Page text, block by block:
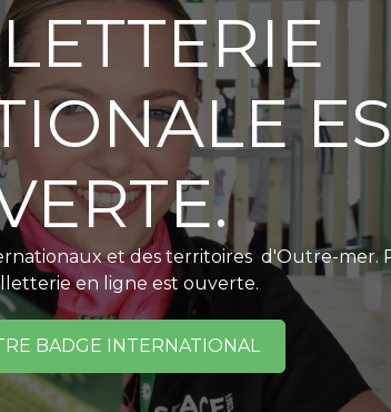
et des territoires d'Outre-mer.
en ligne est ouverte.
BADGE INTERNATIONAL